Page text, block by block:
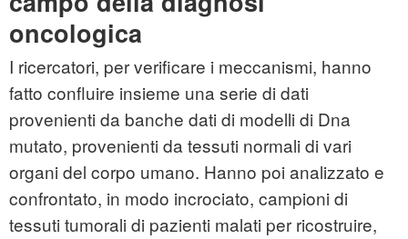
oncologica
I ricercatori, per verificare i meccanismi, hanno
fatto confluire insieme una serie di dati
provenienti da banche dati di modelli di Dna
mutato, provenienti da tessuti normali di vari
organi del corpo umano. Hanno poi analizzato e
confrontato, in modo incrociato, campioni di
tessuti tumorali di pazienti malati per ricostruire,